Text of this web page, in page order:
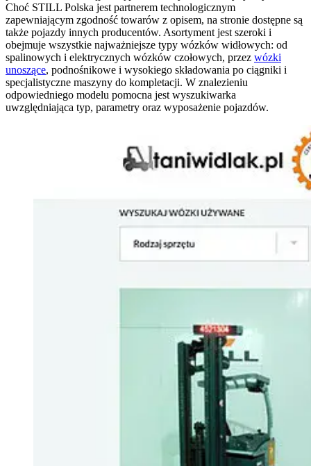
Choć STILL Polska jest partnerem technologicznym
zapewniającym zgodność towarów z opisem, na stronie dostępne są
także pojazdy innych producentów. Asortyment jest szeroki i
obejmuje wszystkie najważniejsze typy wózków widłowych: od
spalinowych i elektrycznych wózków czołowych, przez wózki
unoszące, podnośnikowe i wysokiego składowania po ciągniki i
specjalistyczne maszyny do kompletacji. W znalezieniu
odpowiedniego modelu pomocna jest wyszukiwarka
uwzględniająca typ, parametry oraz wyposażenie pojazdów.